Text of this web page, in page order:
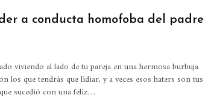
a conducta homofoba del padre
viviendo al lado de tu pareja en una hermosa burbuja
los que tendrás que lidiar, y a veces esos haters son tus
sucedió con una feliz…